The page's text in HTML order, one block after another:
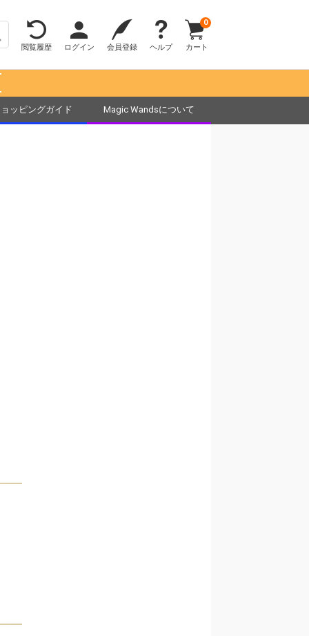
閲覧履歴 ログイン 会員登録 ヘルプ カート
0
ッピングガイド Magic Wandsについて